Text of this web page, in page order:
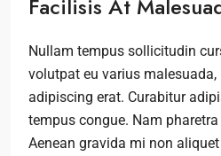
Facilisis At
Nullam tempus sollicitudin
volutpat eu varius
adipiscing erat. Curabitur
tempus congue. Nam
Aenean gravida mi non